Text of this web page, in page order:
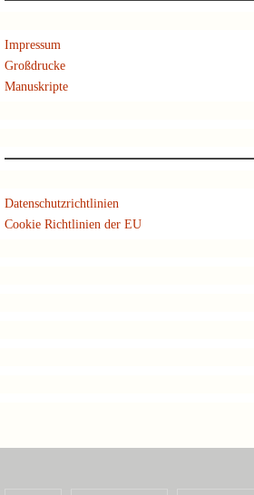
Impressum
Großdrucke
Manuskripte
Datenschutzrichtlinien
Cookie Richtlinien der EU